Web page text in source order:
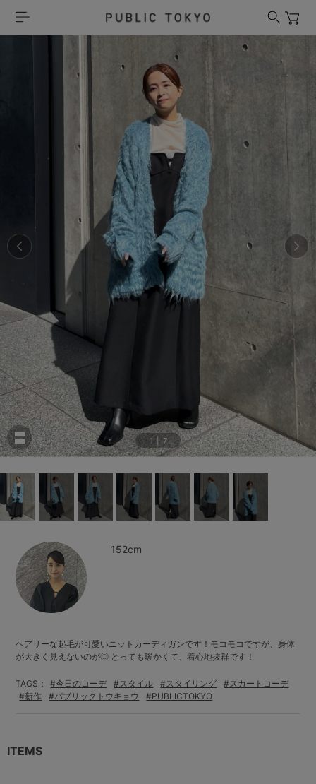
1 7
152cm
ヘアリーな起毛が可愛いニットカーディガンです！モコモコですが、身体
が大きく見えないのが◎ とっても暖かくて、着心地抜群です！
TAGS： #今日のコーデ #スタイル #スタイリング
#スカートコーデ
#新作
#パブリックトウキョウ #PUBLICTOKYO
ITEMS